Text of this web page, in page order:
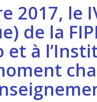
2017, le
de la
et à